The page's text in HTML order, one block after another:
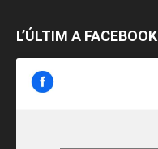
L’ÚLTIM A FACEBOOK